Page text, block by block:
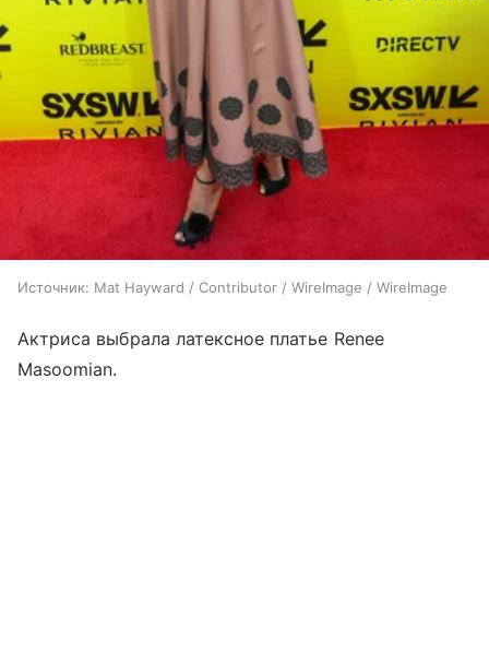
Источник: Mat Hayward / Contributor / WireImage / WireImage
Актриса выбрала латексное платье Renee
Masoomian.